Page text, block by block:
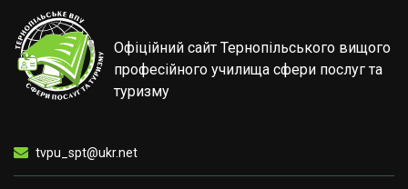
Офіційний сайт Тернопільського вищого
професійного училища сфери послуг та
туризму
tvpu_spt@ukr.net